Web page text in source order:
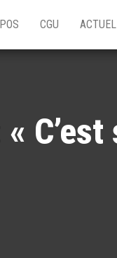
CGU
C’est